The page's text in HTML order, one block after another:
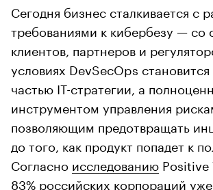
Сегодня бизнес сталкивается с
требованиями к кибербезу — со
клиентов, партнеров и
условиях DevSecOps
частью IТ-стратегии, а
инструментом управления
позволяющим предотвращать
до того, как продукт попадет к
Согласно исследованию Positive
83% российских корпораций